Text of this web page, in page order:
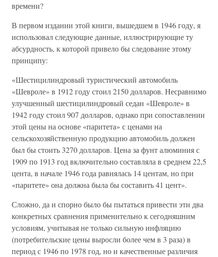
времени?
В первом издании этой книги, вышедшем в 1946 году, я
использовал следующие данные, иллюстрирующие ту
абсурдность, к которой привело бы следование этому
принципу:
«Шестицилиндровый туристический автомобиль
«Шевроле» в 1912 году стоил 2150 долларов. Несравнимо
улучшенный шестицилиндровый седан «Шевроле» в
1942 году стоил 907 долларов, однако при сопоставлении
этой цены на основе «паритета» с ценами на
сельскохозяйственную продукцию автомобиль должен
был бы стоить 3270 долларов. Цена за фунт алюминия с
1909 по 1913 год включительно составляла в среднем 22,5
цента, в начале 1946 года равнялась 14 центам, но при
«паритете» она должна была бы составить 41 цент».
Сложно, да и спорно было бы пытаться привести эти два
конкретных сравнения применительно к сегодняшним
условиям, учитывая не только сильную инфляцию
(потребительские цены выросли более чем в 3 раза) в
период с 1946 по 1978 год, но и качественные различия